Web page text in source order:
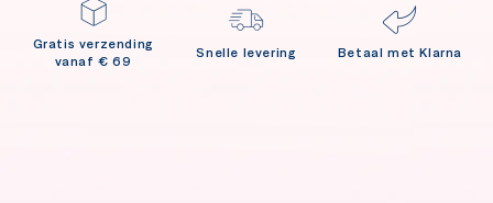
Gratis verzending
vanaf € 69
Snelle levering Betaal met Klarna